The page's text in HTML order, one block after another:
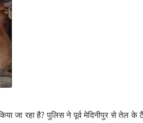
जा रहा है? पुलिस ने पूर्व मेदिनीपुर से तेल